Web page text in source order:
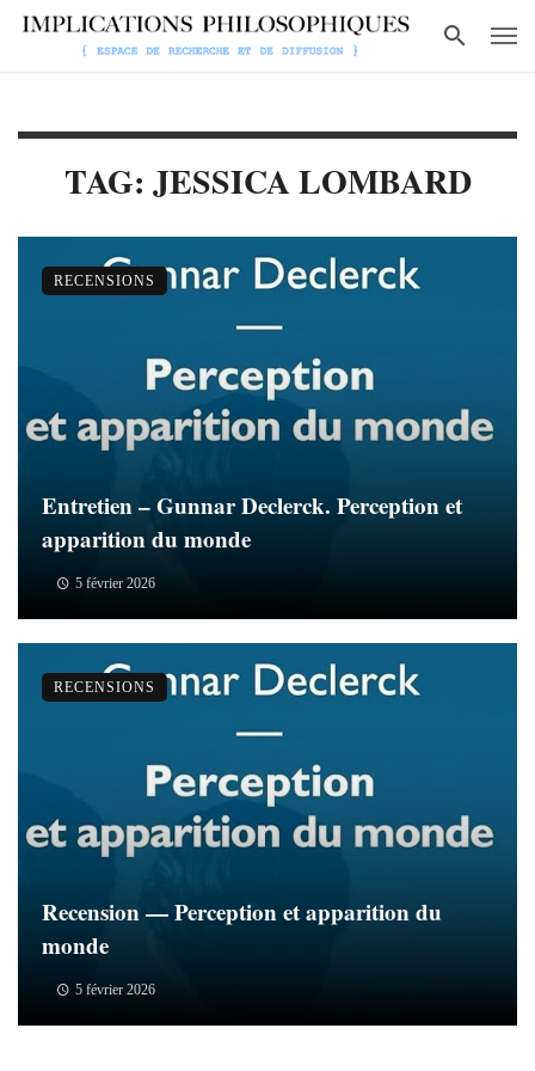
TAG: JESSICA LOMBARD
Entretien – Gunnar Declerck. Perception et
apparition du monde
5 février 2026
RECENSIONS
Recension — Perception et apparition du
monde
5 février 2026
RECENSIONS